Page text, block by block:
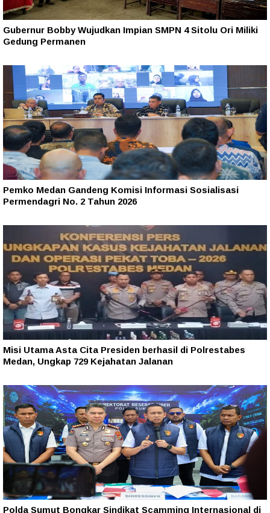
Gubernur Bobby Wujudkan Impian SMPN 4 Sitolu Ori Miliki
Gedung Permanen
Pemko Medan Gandeng Komisi Informasi Sosialisasi
Permendagri No. 2 Tahun 2026
Misi Utama Asta Cita Presiden berhasil di Polrestabes
Medan, Ungkap 729 Kejahatan Jalanan
Polda Sumut Bongkar Sindikat Scamming Internasional di